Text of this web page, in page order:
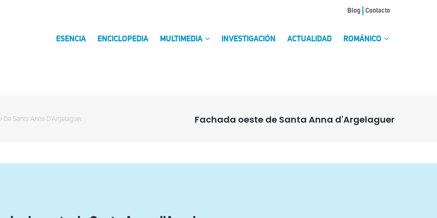
Blog Contacto
ESENCIA ENCICLOPEDIA MULTIMEDIA INVESTIGACIÓN ACTUALIDAD ROMÁNICO
Fachada oeste de Santa Anna d'Argelaguer
De Santa Anna D'Argelaguer